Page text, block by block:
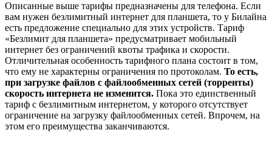
Описанные выше тарифы предназначены для телефона. Если
вам нужен безлимитный интернет для планшета, то у Билайна
есть предложение специально для этих устройств. Тариф
«Безлимит для планшета» предусматривает мобильный
интернет без ограничений квоты трафика и скорости.
Отличительная особенность тарифного плана состоит в том,
что ему не характерны ограничения по протоколам. То есть,
при загрузке файлов с файлообменных сетей (торренты)
скорость интернета не изменится. Пока это единственный
тариф с безлимитным интернетом, у которого отсутствует
ограничение на загрузку файлообменных сетей. Впрочем, на
этом его преимущества заканчиваются.